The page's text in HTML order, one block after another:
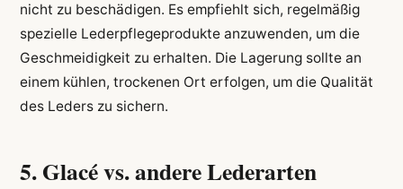
nicht zu beschädigen. Es empfiehlt sich, regelmäßig
spezielle Lederpflegeprodukte anzuwenden, um die
Geschmeidigkeit zu erhalten. Die Lagerung sollte an
einem kühlen, trockenen Ort erfolgen, um die Qualität
des Leders zu sichern.
5. Glacé vs. andere Lederarten